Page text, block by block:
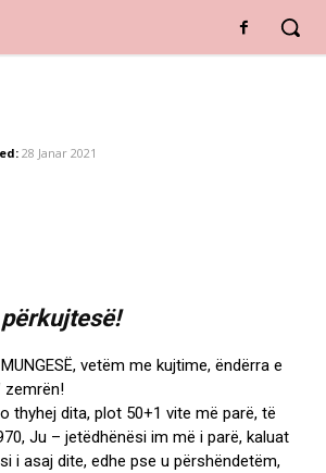
28 Janar 2021
vetëm me kujtime, ëndërra e
zemrën!
thyhej dita, plot 50+1 vite më parë, të
Ju – jetëdhënësi im më i parë, kaluat
i asaj dite, edhe pse u përshëndetëm,